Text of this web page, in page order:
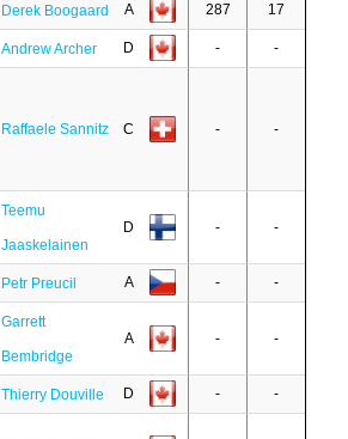
Derek Boogaard A 287 17
Andrew Archer D - -
Raffaele Sannitz C - -
Teemu
Jaaskelainen
D - -
Petr Preucil A - -
Garrett
Bembridge
A - -
Thierry Douville D - -